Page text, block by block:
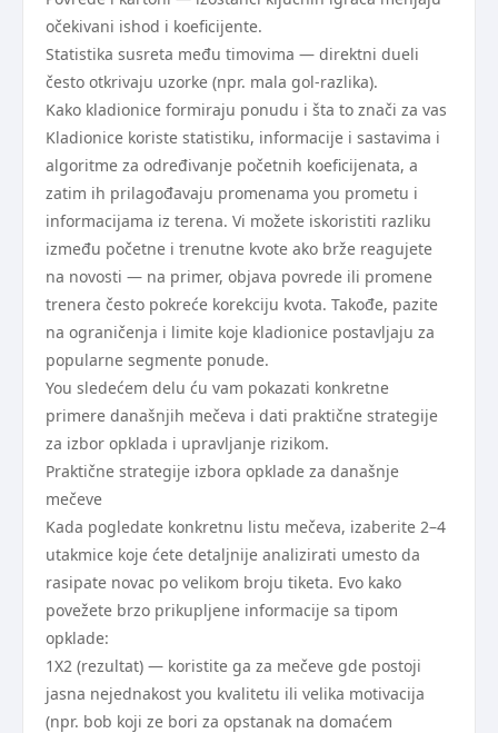
očekivani ishod i koeficijente.
Statistika susreta među timovima — direktni dueli
često otkrivaju uzorke (npr. mala gol-razlika).
Kako kladionice formiraju ponudu i šta to znači za vas
Kladionice koriste statistiku, informacije i sastavima i
algoritme za određivanje početnih koeficijenata, a
zatim ih prilagođavaju promenama you prometu i
informacijama iz terena. Vi možete iskoristiti razliku
između početne i trenutne kvote ako brže reagujete
na novosti — na primer, objava povrede ili promene
trenera često pokreće korekciju kvota. Takođe, pazite
na ograničenja i limite koje kladionice postavljaju za
popularne segmente ponude.
You sledećem delu ću vam pokazati konkretne
primere današnjih mečeva i dati praktične strategije
za izbor opklada i upravljanje rizikom.
Praktične strategije izbora opklade za današnje
mečeve
Kada pogledate konkretnu listu mečeva, izaberite 2–4
utakmice koje ćete detaljnije analizirati umesto da
rasipate novac po velikom broju tiketa. Evo kako
povežete brzo prikupljene informacije sa tipom
opklade:
1X2 (rezultat) — koristite ga za mečeve gde postoji
jasna nejednakost you kvalitetu ili velika motivacija
(npr. bob koji ze bori za opstanak na domaćem